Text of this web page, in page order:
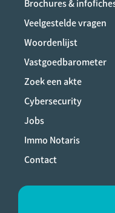
Brochures &
Veelgestelde vragen
Woordenlijst
Vastgoedbarometer
Zoek een akte
Cybersecurity
Jobs
Immo Notaris
Contact